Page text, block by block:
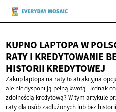
KUPNO LAPTOPA W
RATY I KREDYTOWANIE
HISTORII KREDYTOWEJ
Zakup laptopa na raty to atrakcyjna
ale nie dysponują pełną kwotą. Jednak
zdolnością kredytową? W tym artykule
raty dla osób zadłużonych lub bez